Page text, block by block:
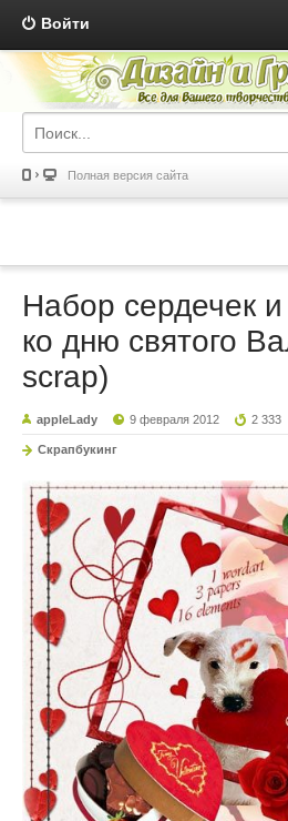
Войти
Полная версия сайта
Набор сердечек
ко дню святого
scrap)
appleLady 9 февраля 2012 2 333
Скрапбукинг